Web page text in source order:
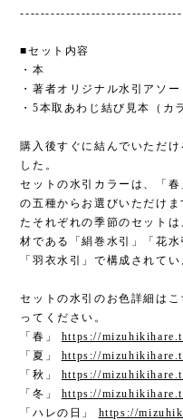
■セット内容
・本
・著者オリジナル水引アソ
・5本取あわじ結び見本（カ
購入後すぐに結んでいただ
した。
セットの水引カラーは、「
の五種からお選びいただけ
たそれぞれの季節のセット
材である「絹巻水引」「花
「羽衣水引」で構成されてい
セットの水引のお色詳細は
ってください。
「春」 https://
「夏」 https://
「秋」 https://
「冬」 https://
「ハレの日」 https://